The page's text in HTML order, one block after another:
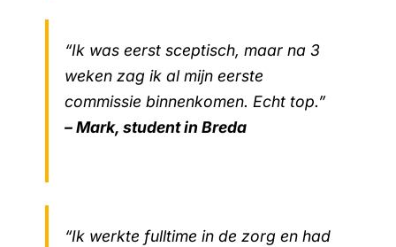
“Ik was eerst sceptisch, maar na 3
weken zag ik al mijn eerste
commissie binnenkomen. Echt top.”
– Mark, student in Breda
“Ik werkte fulltime in de zorg en had